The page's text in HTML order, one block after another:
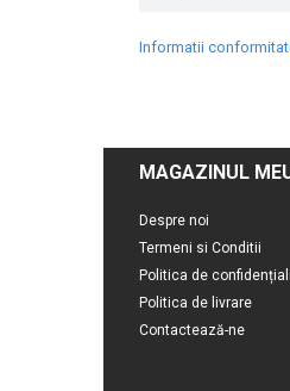
Informatii
MAGAZINUL
Despre noi
Termeni si Conditii
Politica de
Politica de livrare
Contactează-ne